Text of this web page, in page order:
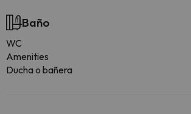
Baño
WC
Amenities
Ducha o bañera